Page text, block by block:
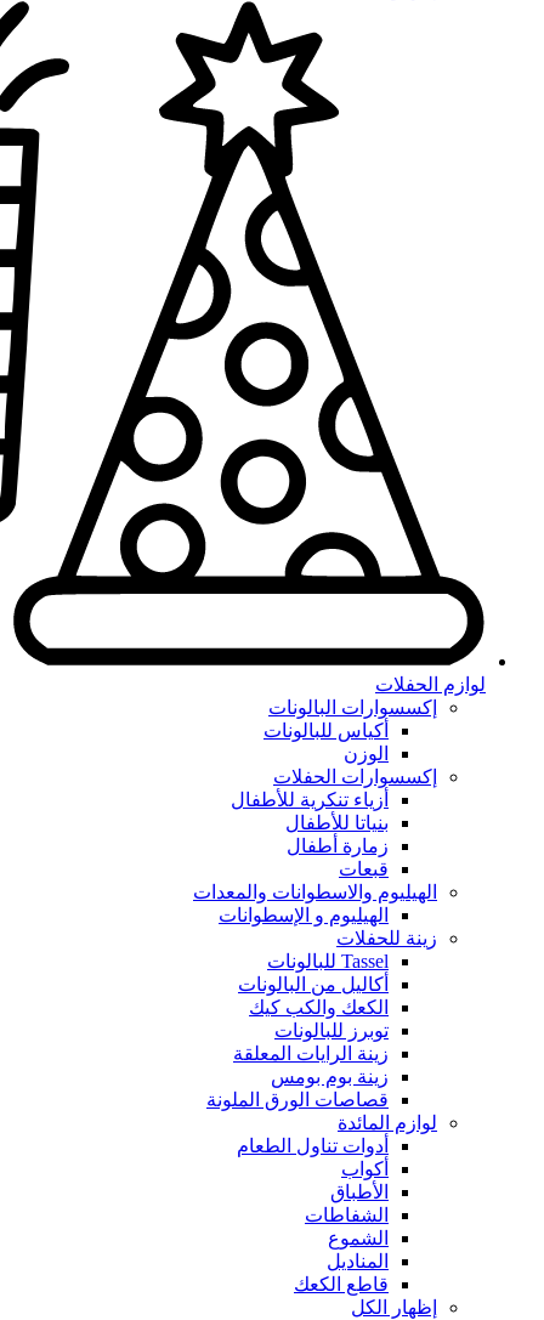
لوازم الحفلات
إكسسوارات البالونات
أكياس للبالونات
الوزن
إكسسوارات الحفلات
أزياء تنكرية للأطفال
بنياتا للأطفال
زمارة أطفال
قبعات
الهيليوم والاسطوانات والمعدات
الهيليوم و الإسطوانات
زينة للحفلات
Tassel للبالونات
أكاليل من البالونات
الكعك والكب كيك
توبرز للبالونات
زينة الرايات المعلقة
زينة بوم بومس
قصاصات الورق الملونة
لوازم المائدة
أدوات تناول الطعام
أكواب
الأطباق
الشفاطات
الشموع
المناديل
قاطع الكعك
إظهار الكل